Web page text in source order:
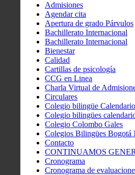
Admisiones
Agendar cita
Apertura de grado Párvulos
Bachillerato Internacional
Bachillerato Internacional
Bienestar
Calidad
Cartillas de psicología
CCG en Linea
Charla Virtual de
Circulares
Colegio bilingüe
Colegio bilingües
Colegio Colombo Gales
Colegios Bilingües Bogotá
Contacto
CONTINUAMOS
Cronograma
Cronograma de